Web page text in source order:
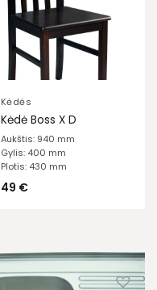
Kėdės
Kėdė Boss X D
Aukštis: 940 mm
Gylis: 400 mm
Plotis: 430 mm
49 €